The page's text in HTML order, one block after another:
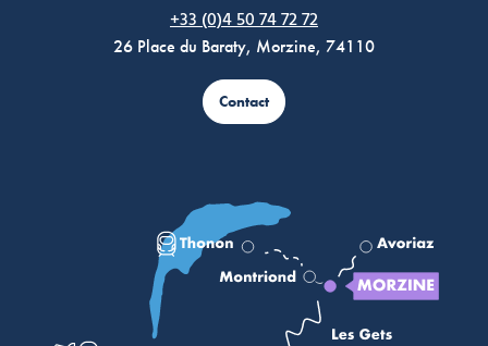
+33 (0)4 50 74 72 72
26 Place du Baraty, Morzine, 74110
Contact